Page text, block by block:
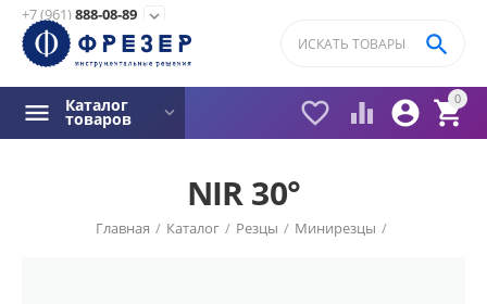
+7 (961)888-08-89 expand_more
0


 

Каталог
товаров
NIR 30°
Главная / Каталог / Резцы / Минирезцы /